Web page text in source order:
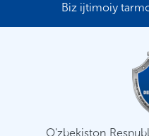
Biz ijtimoiy
O'zbekiston